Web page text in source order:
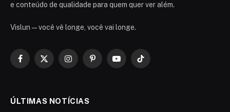
e conteúdo de qualidade para quem quer ver além.
Vislun — você vê longe, você vai longe.
Facebook
X
InstagramPinterestYouTubeTikTok
ÚLTIMAS NOTÍCIAS